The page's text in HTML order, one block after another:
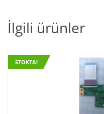
,T-
CON
İlgili ürünler
STOKTA!